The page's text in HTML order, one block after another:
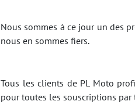
Nous sommes à ce jour un des
nous en sommes fiers.
Tous les clients de PL Moto
pour toutes les souscriptions